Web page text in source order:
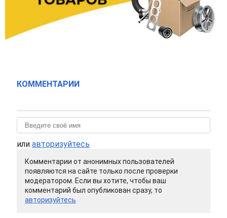
КОММЕНТАРИИ
или авторизуйтесь
Комментарии от анонимных пользователей
появляются на сайте только после проверки
модератором. Если вы хотите, чтобы ваш
комментарий был опубликован сразу, то
авторизуйтесь